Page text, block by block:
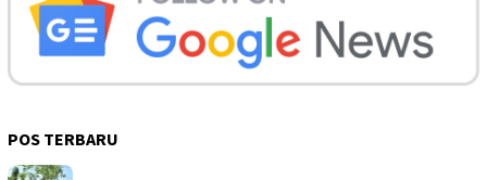
POS TERBARU